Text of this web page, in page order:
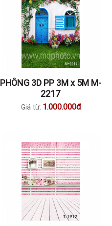
PHÔNG 3D PP 3M x 5M M-
2217
Giá từ: 1.000.000đ